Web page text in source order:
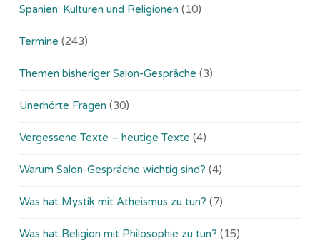
Spanien: Kulturen und Religionen (10)
Termine (243)
Themen bisheriger Salon-Gespräche (3)
Unerhörte Fragen (30)
Vergessene Texte – heutige Texte (4)
Warum Salon-Gespräche wichtig sind? (4)
Was hat Mystik mit Atheismus zu tun? (7)
Was hat Religion mit Philosophie zu tun? (15)